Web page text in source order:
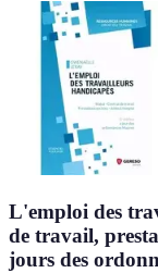
L'emploi des
de travail,
jours des